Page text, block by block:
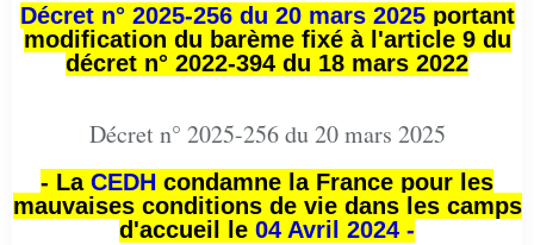
Décret n° 2025-256 du 20 mars 2025portant
modification du barème fixé à l'article 9 du
décret n° 2022-394 du 18 mars 2022
Décret n° 2025-256 du 20 mars 2025
- La CEDH condamne la France pour les
mauvaises conditions de vie dans les camps
d'accueil le 04 Avril 2024 -